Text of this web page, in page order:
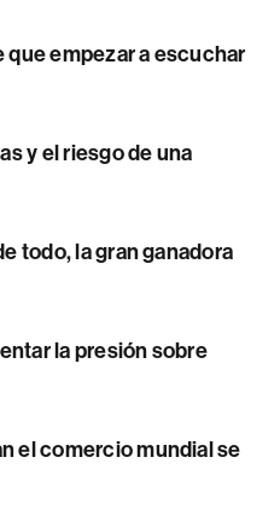
que empezar a escuchar
y el riesgo de una
todo, la gran ganadora
la presión sobre
el comercio mundial se